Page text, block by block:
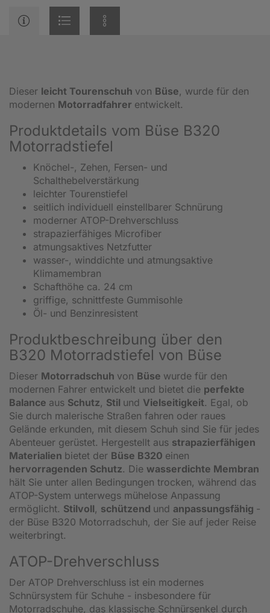
Dieser leicht Tourenschuh von Büse, wurde für den
modernen Motorradfahrer entwickelt.
Produktdetails vom Büse B320
Motorradstiefel
Knöchel-, Zehen, Fersen- und
Schalthebelverstärkung
leichter Tourenstiefel
seitlich individuell einstellbarer Schnürung
moderner ATOP-Drehverschluss
strapazierfähiges Microfiber
atmungsaktives Netzfutter
wasser-, winddichte und atmungsaktive
Klimamembran
Schafthöhe ca. 24 cm
griffige, schnittfeste Gummisohle
Öl- und Benzinresistent
Produktbeschreibung über den
B320 Motorradstiefel von Büse
Dieser Motorradschuh von Büse wurde für den
modernen Fahrer entwickelt und bietet die perfekte
Balance aus Schutz, Stil und Vielseitigkeit. Egal, ob
Sie durch malerische Straßen fahren oder raues
Gelände erkunden, mit diesem Schuh sind Sie für jedes
Abenteuer gerüstet. Hergestellt aus strapazierfähigen
Materialien bietet der Büse B320 einen
hervorragenden Schutz. Die wasserdichte Membran
hält Sie unter allen Bedingungen trocken, während das
ATOP-System unterwegs mühelose Anpassung
ermöglicht. Stilvoll, schützend und anpassungsfähig -
der Büse B320 Motorradschuh, der Sie auf jeder Reise
weiterbringt.
ATOP-Drehverschluss
Der ATOP Drehverschluss ist ein modernes
Schnürsystem für Schuhe - insbesondere für
Motorradschuhe, das klassische Schnürsenkel durch